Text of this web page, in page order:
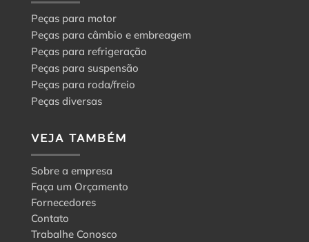
Peças para motor
Peças para câmbio e embreagem
Peças para refrigeração
Peças para suspensão
Peças para roda/freio
Peças diversas
VEJA TAMBÉM
Sobre a empresa
Faça um Orçamento
Fornecedores
Contato
Trabalhe Conosco